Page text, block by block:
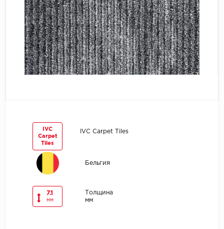
Decoria
Dolce Flooring
ECO Parquet
EcoClick
IVC
Carpet
Tiles
IVC Carpet Tiles
Бельгия
7.1
мм
Толщина
мм